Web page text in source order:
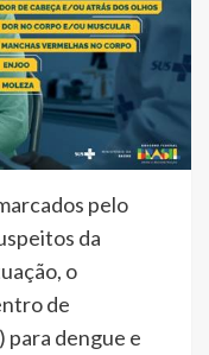
pelo
da
o
de
para dengue e